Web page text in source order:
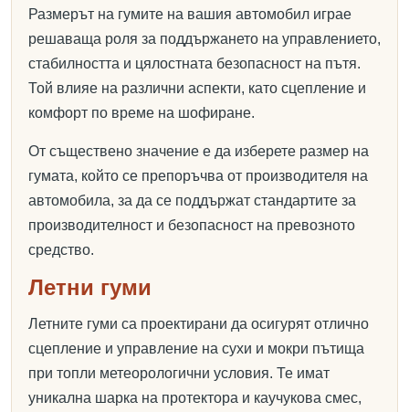
Размерът на гумите на вашия автомобил играе
решаваща роля за поддържането на управлението,
стабилността и цялостната безопасност на пътя.
Той влияе на различни аспекти, като сцепление и
комфорт по време на шофиране.
От съществено значение е да изберете размер на
гумата, който се препоръчва от производителя на
автомобила, за да се поддържат стандартите за
производителност и безопасност на превозното
средство.
Летни гуми
Летните гуми са проектирани да осигурят отлично
сцепление и управление на сухи и мокри пътища
при топли метеорологични условия. Те имат
уникална шарка на протектора и каучукова смес,